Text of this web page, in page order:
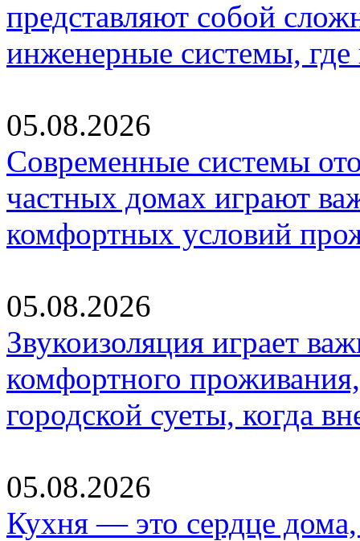
представляют собой
инженерные системы,
05.08.2026
Современные системы
частных домах играют
комфортных условий
05.08.2026
Звукоизоляция играет
комфортного
городской суеты, когда
05.08.2026
Кухня — это сердце дома,